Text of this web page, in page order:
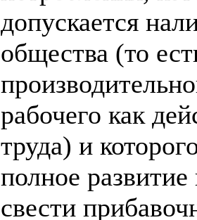
допускается
общества (то
рабочего как
труда) и
полное
свести